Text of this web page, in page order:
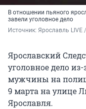
В отношении пьяного
завели уголовное дело
Источник: Ярославль LIVE /
Ярославский
уголовное дело из-
мужчины на
9 марта на улице
Ярославля.